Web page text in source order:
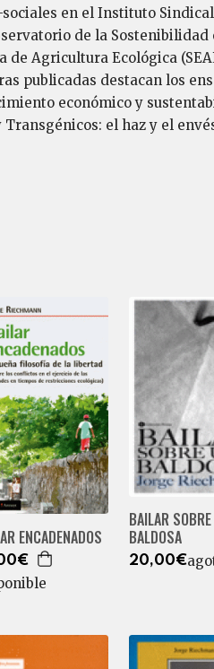
en el Instituto
de la Sostenibilidad
Agricultura Ecológica
publicadas destacan los
económico y
el haz y el
ENCADENADOS
BAILAR
BALDOSA
20,00€